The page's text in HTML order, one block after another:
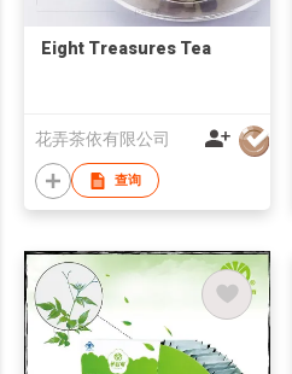
Eight Treasures Tea
花弄茶依有限公司
查询